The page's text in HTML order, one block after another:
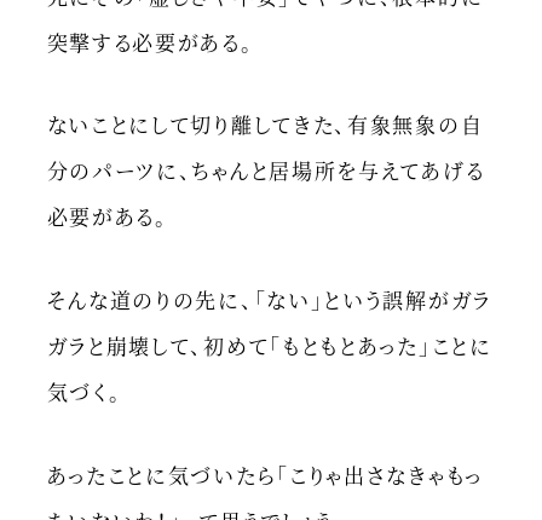
突撃する必要がある。
ないことにして切り離してきた、有象無象の自
分のパーツに、ちゃんと居場所を与えてあげる
必要がある。
そんな道のりの先に、「ない」という誤解がガラ
ガラと崩壊して、初めて「もともとあった」ことに
気づく。
あったことに気づいたら「こりゃ出さなきゃもっ